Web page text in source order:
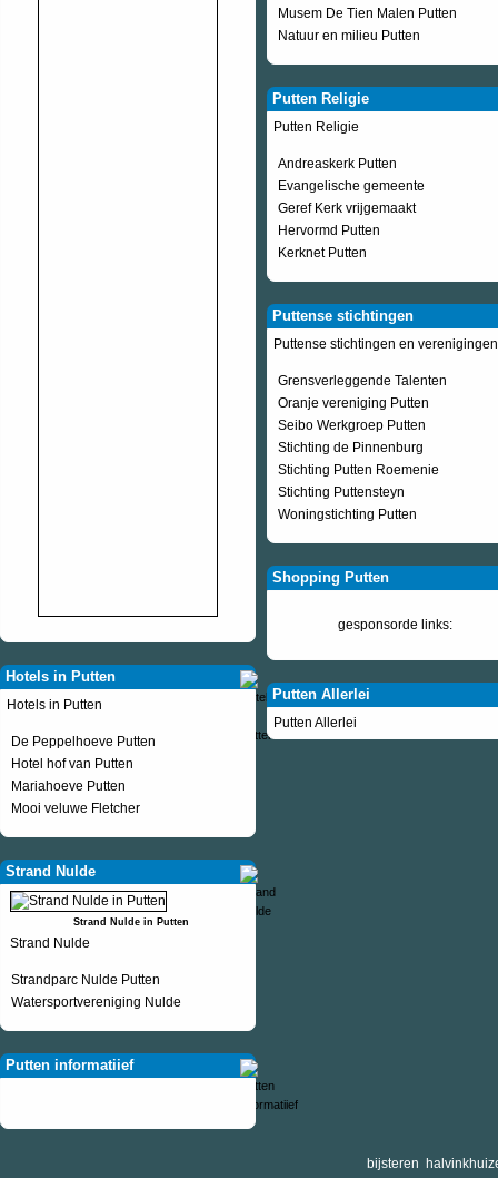
Hotels in Putten
Hotels in Putten
De Peppelhoeve Putten
Hotel hof van Putten
Mariahoeve Putten
Mooi veluwe Fletcher
Strand Nulde
Strand Nulde in Putten
Strand Nulde
Strandparc Nulde Putten
Watersportvereniging Nulde
Putten informatiief
Musem De Tien Malen Putten
Natuur en milieu Putten
Putten Religie
Putten Religie
Andreaskerk Putten
Evangelische gemeente
Geref Kerk vrijgemaakt
Hervormd Putten
Kerknet Putten
Puttense stichtingen
Puttense stichtingen en verenigingen
Grensverleggende Talenten
Oranje vereniging Putten
Seibo Werkgroep Putten
Stichting de Pinnenburg
Stichting Putten Roemenie
Stichting Puttensteyn
Woningstichting Putten
Shopping Putten
gesponsorde links:
Putten Allerlei
Putten Allerlei
bijsteren